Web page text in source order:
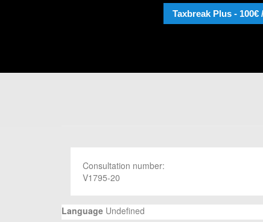
Taxbreak Plus - 100€
Consultation number:
V1795-20
Language Undefined